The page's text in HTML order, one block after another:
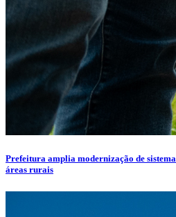
Prefeitura amplia modernização de
áreas rurais